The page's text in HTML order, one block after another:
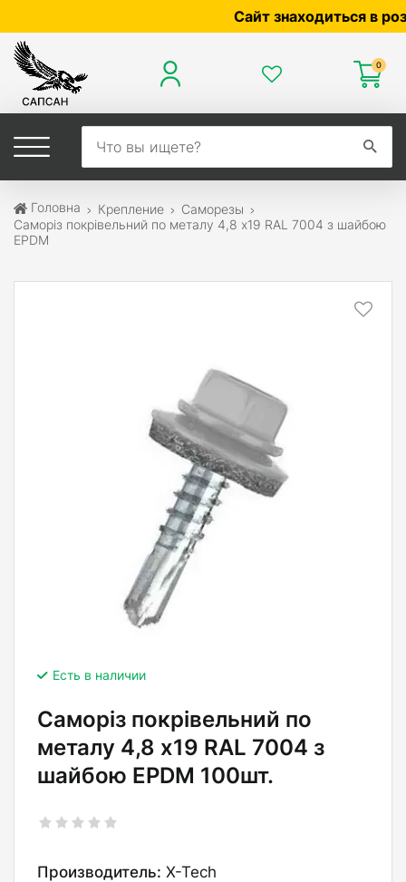
Сайт знаходиться в
0
Головна Крепление
Саморезы
Саморіз покрівельний по металу 4,8 х19 RAL 7004 з шайбою
EPDM
Есть в наличии
Саморіз покрівельний по
металу 4,8 х19 RAL 7004 з
шайбою EPDM 100шт.
Производитель: X-Tech